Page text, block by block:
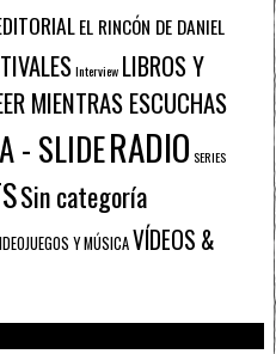
EL RINCÓN DE DANIEL
Interview LIBROS Y
MIENTRAS ESCUCHAS
- SLIDERADIO SERIES
Sin categoría
Y MÚSICAVÍDEOS &